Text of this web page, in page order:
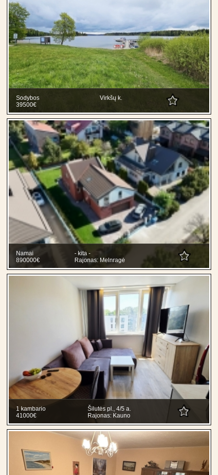
Sodybos
Virkšų k.
39500€
Namai
- kita -
890000€
Rajonas: Melnragė
1 kambario
Šilutės pl., 4/5 a.
41000€
Rajonas: Kauno